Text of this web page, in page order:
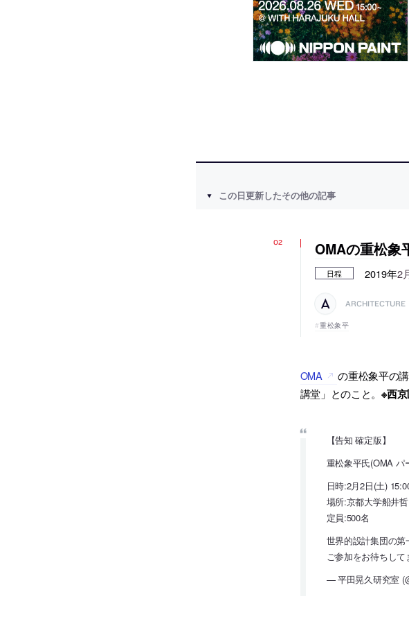
この日更新したその他の記事
OMAの重松象
日程 2019年2
ARCHITECTURE
重松象平
OMA
の重松象平の
講堂」とのこと。※西
【告知 確定版】
重松象平氏(OMA パ
日時:2月2日(土)
場所:京都大学船井
定員:500名
世界的設計集団の
ご参加をお待ちし
— 平田晃久研究室